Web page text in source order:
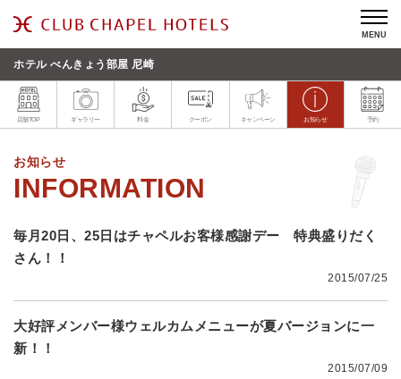
MENU
ホテル べんきょう部屋 尼崎
店舗TOP ギャラリー 料金 クーポン キャンペーン お知らせ 予約
お知らせ
毎月20日、25日はチャペルお客様感謝デー 特典盛りだく
さん！！
2015/07/25
大好評メンバー様ウェルカムメニューが夏バージョンに一
新！！
2015/07/09